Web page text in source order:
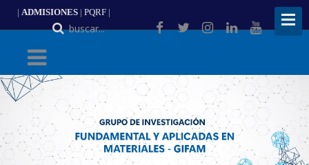
| ADMISIONES | PQRF |
ES